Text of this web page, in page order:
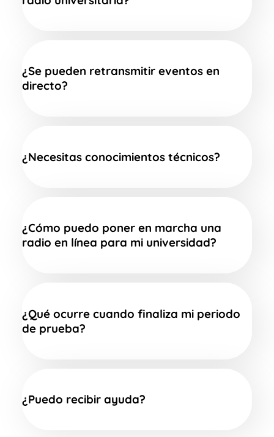
¿Se pueden retransmitir eventos en
directo?
¿Necesitas conocimientos técnicos?
¿Cómo puedo poner en marcha una
radio en línea para mi universidad?
¿Qué ocurre cuando finaliza mi periodo
de prueba?
¿Puedo recibir ayuda?